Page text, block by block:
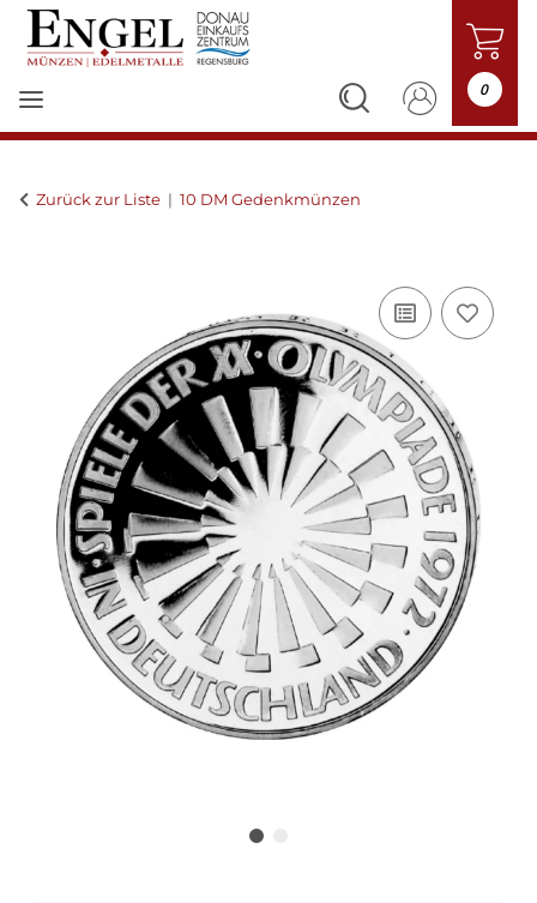
0
Zurück zur Liste 10 DM Gedenkmünzen